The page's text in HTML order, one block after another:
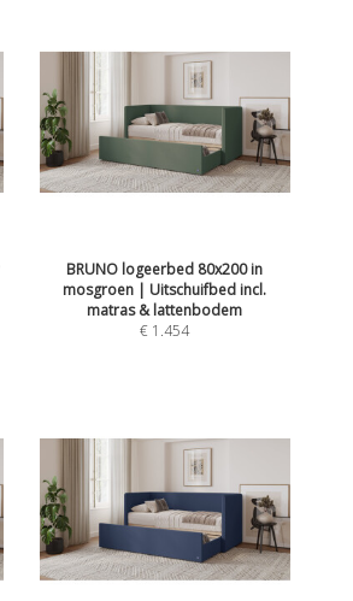
BRUNO logeerbed 80x200 in
mosgroen | Uitschuifbed incl.
matras & lattenbodem
€ 1.454